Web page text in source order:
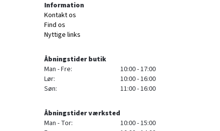
Information
Kontakt os
Find os
Nyttige links
Åbningstider butik
Man - Fre:
10:00 - 17:00
Lør:
10:00 - 16:00
Søn:
11:00 - 16:00
Åbningstider værksted
Man - Tor:
10:00 - 15:00